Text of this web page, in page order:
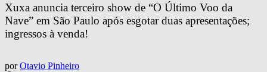
Xuxa anuncia terceiro show de “O Último Voo da
Nave” em São Paulo após esgotar duas apresentações;
ingressos à venda!
por Otavio Pinheiro